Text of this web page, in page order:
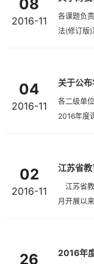
08
2016-11
各课题负责人： 根据《南京邮电大学教育科
法(修订版
04
2016-11
各二级单位： 根据《关于组织申报学校教育科学“十
2016年度
02
2016-11
江苏省
月开展以
26